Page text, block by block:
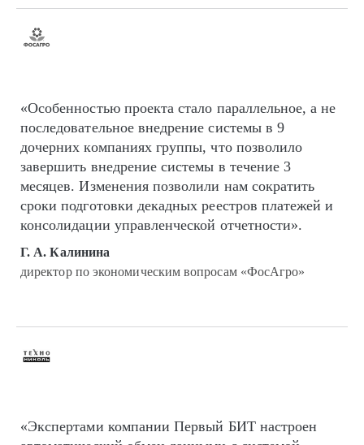
«Особенностью проекта стало параллельное, а не
последовательное внедрение системы в 9
дочерних компаниях группы, что позволило
завершить внедрение системы в течение 3
месяцев. Изменения позволили нам сократить
сроки подготовки декадных реестров платежей и
консолидации управленческой отчетности».
Г. А. Калинина
директор по экономическим вопросам «ФосАгро»
«Экспертами компании Первый БИТ настроен